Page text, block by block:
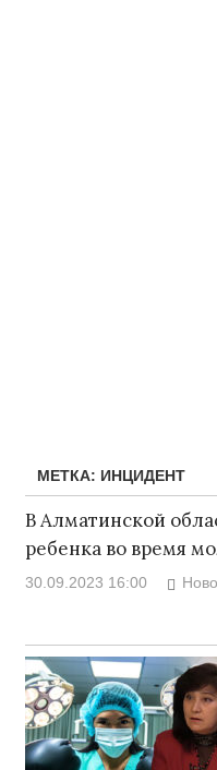
МЕТКА: ИНЦИДЕНТ
В Алматинской
ребенка во время
30.09.2023 16:00